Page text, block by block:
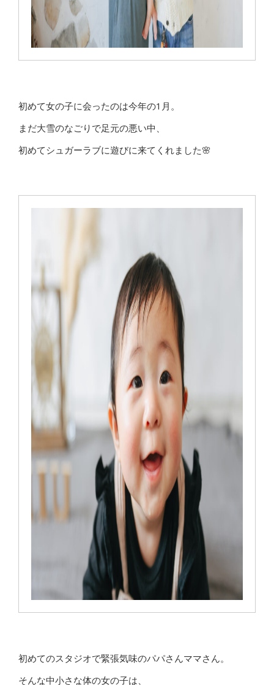
初めて女の子に会ったのは今年の1月。
まだ大雪のなごりで足元の悪い中、
初めてシュガーラブに遊びに来てくれました🌸
初めてのスタジオで緊張気味のパパさんママさん。
そんな中小さな体の女の子は、